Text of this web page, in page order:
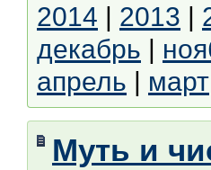
2014 | 2013 |
декабрь |
апрель | март
Муть и